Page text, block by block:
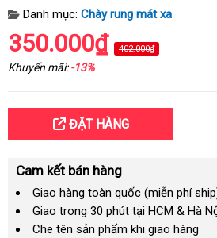
Danh mục: Chày rung mát xa
350.000₫ 402.000₫
Khuyến mãi:-13%
ĐẶT HÀNG
Cam kết bán hàng
Giao hàng toàn quốc (miễn phí
Giao trong 30 phút tại HCM & Hà
Che tên sản phẩm khi giao hàng